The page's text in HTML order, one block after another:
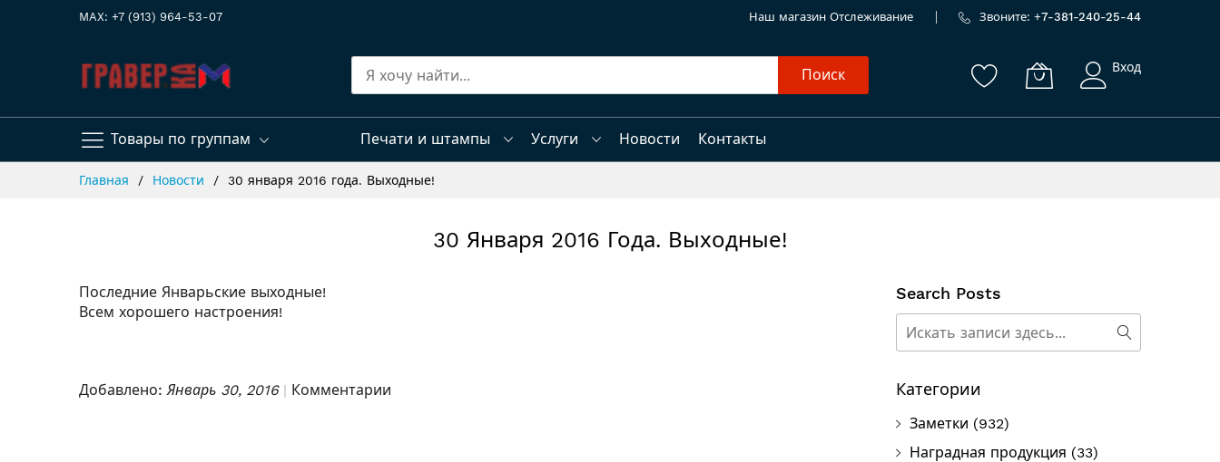
MAX: +7 (913) 964-53-07 Наш магазин Отслеживание Звоните: +7-381-240-25-44
Товары по группам
Поиск Вход
Печати и штампы Услуги Новости
Контакты
Главная Новости 30 января 2016 года. Выходные!
30 Января 2016 Года. Выходные!
Последние Январьские выходные!
Всем хорошего настроения!
Добавлено: Январь 30, 2016 Комментарии
Search Posts
Поиск
Категории
Заметки (932)
Наградная продукция (33)